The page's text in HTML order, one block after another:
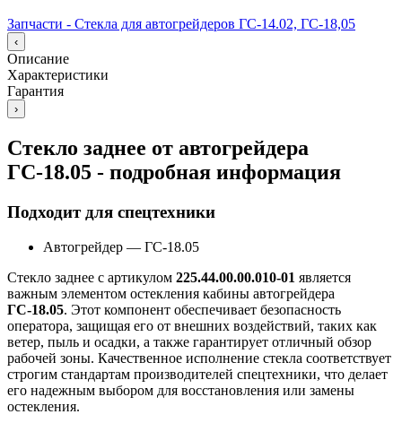
Запчасти - Стекла для автогрейдеров ГС-14.02, ГС-18,05
‹
Описание
Характеристики
Гарантия
›
Стекло заднее от автогрейдера
ГС-18.05 - подробная информация
Подходит для спецтехники
Автогрейдер — ГС-18.05
Стекло заднее с артикулом 225.44.00.00.010-01 является
важным элементом остекления кабины автогрейдера
ГС-18.05. Этот компонент обеспечивает безопасность
оператора, защищая его от внешних воздействий, таких как
ветер, пыль и осадки, а также гарантирует отличный обзор
рабочей зоны. Качественное исполнение стекла соответствует
строгим стандартам производителей спецтехники, что делает
его надежным выбором для восстановления или замены
остекления.